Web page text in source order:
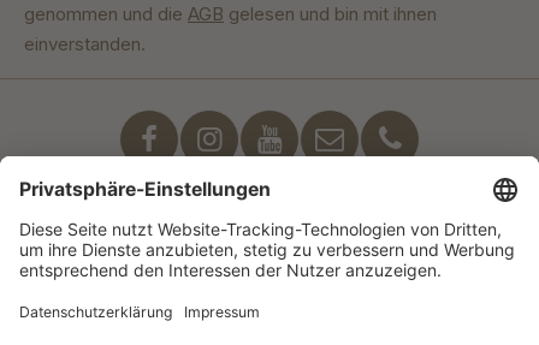
genommen und die AGB gelesen und bin mit ihnen
einverstanden.
Unser Engagement